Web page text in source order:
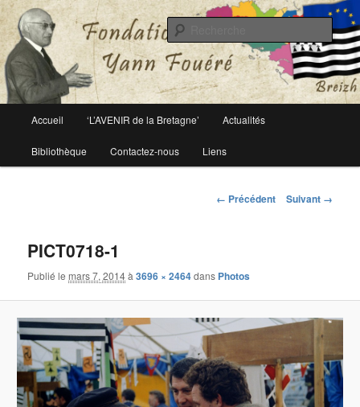
Fondation Yann Fouéré
Le site officiel de la fondation Yann Fouéré
principal
Aller
au
Accueil ‘L’AVENIR de la Bretagne’ Actualités
Bibliothèque Contactez-nous Liens
Navigation
← Précédent Suivant →
PICT0718-1
Publié lemars 7, 2014à3696 × 2464dans Photos